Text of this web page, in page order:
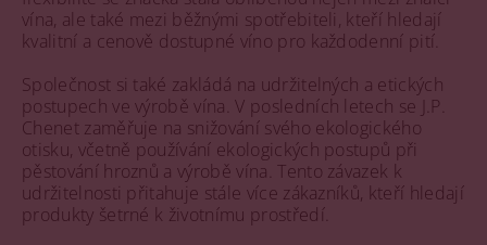
vína, ale také mezi běžnými spotřebiteli, kteří hledají
kvalitní a cenově dostupné víno pro každodenní pití.
Společnost si také zakládá na udržitelných a etických
postupech ve výrobě vína. V posledních letech se J.P.
Chenet zaměřuje na snižování svého ekologického
otisku, včetně používání ekologických postupů při
pěstování hroznů a výrobě vína. Tento závazek k
udržitelnosti přitahuje stále více zákazníků, kteří hledají
produkty šetrné k životnímu prostředí.